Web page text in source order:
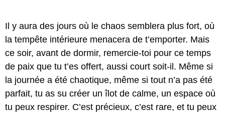
Il y aura des jours où le chaos semblera plus fort, où
la tempête intérieure menacera de t’emporter. Mais
ce soir, avant de dormir, remercie-toi pour ce temps
de paix que tu t’es offert, aussi court soit-il. Même si
la journée a été chaotique, même si tout n’a pas été
parfait, tu as su créer un îlot de calme, un espace où
tu peux respirer. C’est précieux, c’est rare, et tu peux